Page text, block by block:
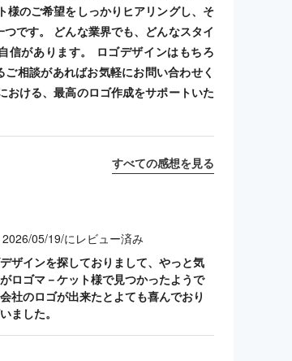
様のご希望をしっかりヒアリングし、そ
です。 どんな業界でも、どんなスタイ
信があります。 ロゴデザインはもちろ
相談があればお気軽にお問い合わせく
おける、最高のロゴ作成をサポートいた
すべての感想を見る
2026/05/19/にレビュー済み
ザインを探しておりまして、やっと気
ロゴマ－ケット様で見つかったようで
社のロゴが出来たとよても喜んでおり
ました。